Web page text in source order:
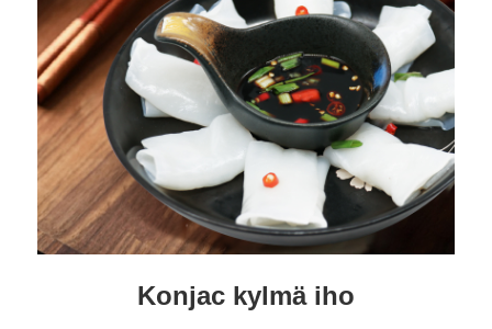
Konjac kylmä iho